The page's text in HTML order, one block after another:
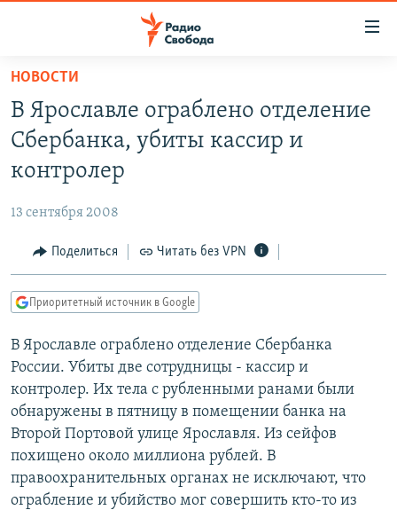
упрощенного
доступа
Вернуться
основному
Вернутся
Вернутся
поиску
ПОДКАСТЫ
АВТОРСКИЕ ПРОЕКТЫ
МНЕНИЯ
КУЛЬТУРА
КАВКАЗ.РЕАЛИИ
СЕВЕР.РЕАЛИИ
СИБИРЬ.РЕАЛИИ
РАСПИСАНИЕ ВЕЩАНИЯ
ПОДПИШИТЕСЬ НА РАССЫЛКУ
СОЦИАЛЬНЫЕ СЕТИ
НОВОСТИ
В Ярославле ограблено отделение
Сбербанка, убиты кассир и
контролер
13 сентября 2008
Поделиться Читать без VPN
Приоритетный источник в Google
В Ярославле ограблено отделение Сбербанка
России. Убиты две сотрудницы - кассир и
контролер. Их тела с рубленными ранами были
обнаружены в пятницу в помещении банка на
Второй Портовой улице Ярославля. Из сейфов
похищено около миллиона рублей. В
правоохранительных органах не исключают, что
ограбление и убийство мог совершить кто-то из